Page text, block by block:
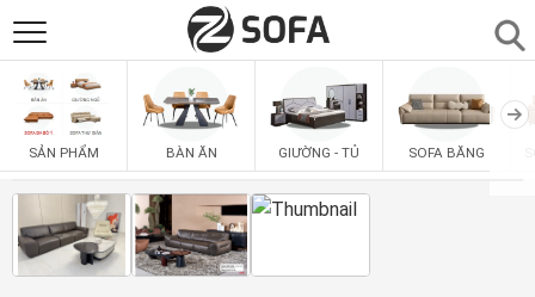
SẢN PHẨM
SOFAS
PHÒNG ĂN
SẢN PHẨM BÀN ĂN GIƯỜNG - TỦ SOFA BĂNG